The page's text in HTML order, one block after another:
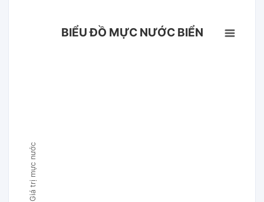
Giá trị mực nước
BIỂU ĐỒ MỰC NƯỚC BIỂN